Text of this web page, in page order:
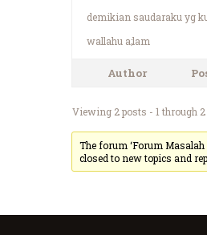
demikian saudaraku yg
wallahu a;lam
Author
Viewing 2 posts - 1 through
The forum ‘Forum Masalah
closed to new topics and